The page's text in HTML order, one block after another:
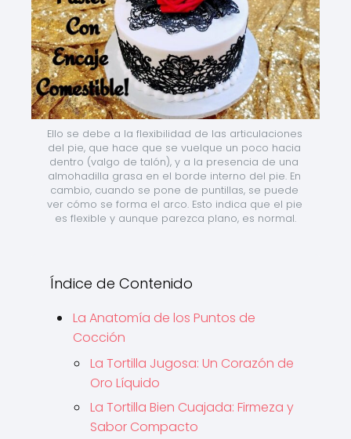
Ello se debe a la flexibilidad de las articulaciones
del pie, que hace que se vuelque un poco hacia
dentro (valgo de talón), y a la presencia de una
almohadilla grasa en el borde interno del pie. En
cambio, cuando se pone de puntillas, se puede
ver cómo se forma el arco. Esto indica que el pie
es flexible y aunque parezca plano, es normal.
Índice de Contenido
La Anatomía de los Puntos de
Cocción
La Tortilla Jugosa: Un Corazón de
Oro Líquido
La Tortilla Bien Cuajada: Firmeza y
Sabor Compacto